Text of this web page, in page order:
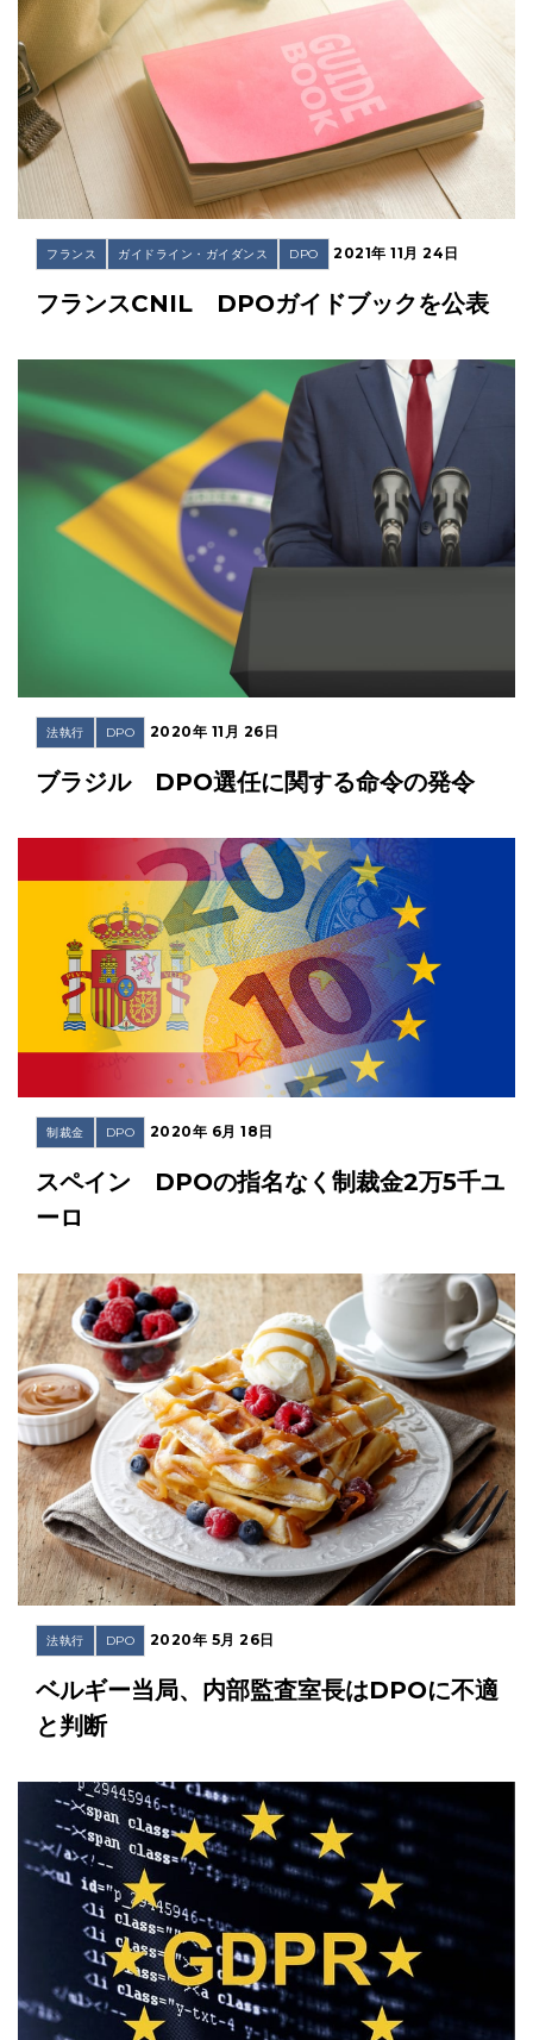
フランス ガイドライン・ガイダンス DPO 2021年 11月 24日
フランスCNIL DPOガイドブックを公表
法執行 DPO 2020年 11月 26日
ブラジル DPO選任に関する命令の発令
制裁金 DPO 2020年 6月 18日
スペイン DPOの指名なく制裁金2万5千ユ
ーロ
法執行 DPO 2020年 5月 26日
ベルギー当局、内部監査室長はDPOに不適
と判断